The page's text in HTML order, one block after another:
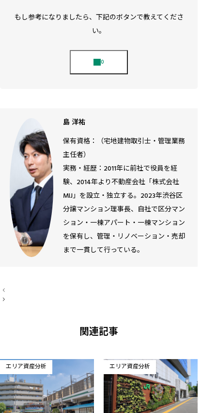
もし参考になりましたら、下記のボタンで教えてくださ
い。
島 洋祐
保有資格：（宅地建物取引士・管理業務
主任者）
実務・経歴：2011年に前社で役員を経
験、2014年より不動産会社「株式会社
MIJ」を設立・独立する。2023年渋谷区
分譲マンション理事長、自社で区分マン
ション・一棟アパート・一棟マンション
を保有し、管理・リノベーション・売却
まで一貫して行っている。
投
稿
関連記事
エリア資産分析 エリア資産分析